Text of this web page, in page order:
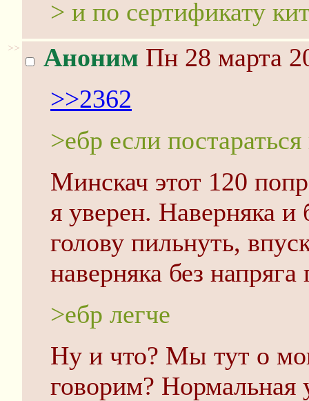
> и по сертификату
>> Аноним Пн 28 марта
>>2362
>ебр если
Минскач этот 120
я уверен. Наверняка
голову пильнуть,
наверняка без напряга
>ебр легче
Ну и что? Мы тут о
говорим? Нормальная